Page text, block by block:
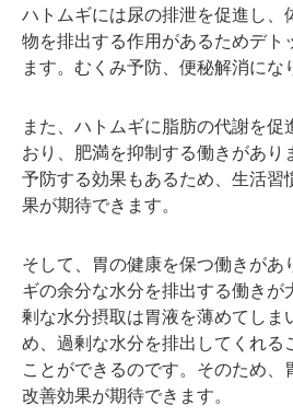
ハトムギには尿の排泄を促進し、
物を排出する作用があるためデト
ます。むくみ予防、便秘解消にな
また、ハトムギに脂肪の代謝を促
おり、肥満を抑制する働きがあり
予防する効果もあるため、生活習
果が期待できます。
そして、胃の健康を保つ働きがあ
ギの余分な水分を排出する働きが
剰な水分摂取は胃液を薄めてしま
め、過剰な水分を排出してくれる
ことができるのです。そのため、
改善効果が期待できます。